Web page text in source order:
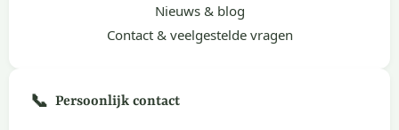
Nieuws & blog
Contact & veelgestelde vragen
📞 Persoonlijk contact